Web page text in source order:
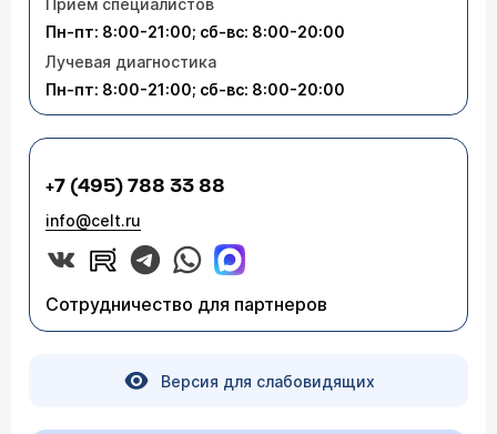
Приём специалистов
Пн-пт: 8:00-21:00; сб-вс: 8:00-20:00
Лучевая диагностика
Пн-пт: 8:00-21:00; сб-вс: 8:00-20:00
+7 (495) 788 33 88
info@celt.ru
Сотрудничество для партнеров
Версия для слабовидящих